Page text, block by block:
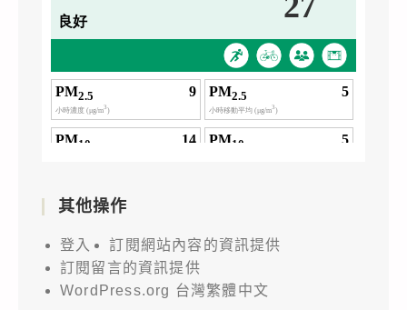
其他操作
登入
訂閱網站內容的資訊提供
訂閱留言的資訊提供
WordPress.org 台灣繁體中文